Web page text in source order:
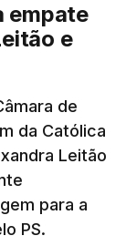
empate
e
de
da Católica
Leitão
para a
PS.